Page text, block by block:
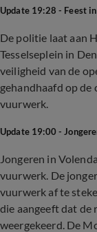
Update 19:28 - Feest
De politie laat aan
Tesselseplein in
veiligheid van de
gehandhaafd op de
vuurwerk.
Update 19:00 -
Jongeren in
vuurwerk. De
vuurwerk af te
die aangeeft dat de
weergekeerd. De